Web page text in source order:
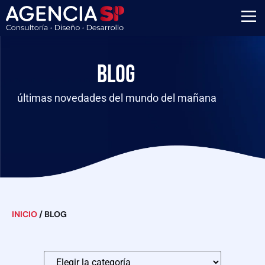
Blog
últimas novedades del mundo del mañana
INICIO / BLOG